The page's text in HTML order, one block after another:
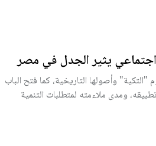
يثير الجدل في مصر
"التكية" وأصولها التاريخية، كما فتح الباب
ومدى ملاءمته لمتطلبات التنمية